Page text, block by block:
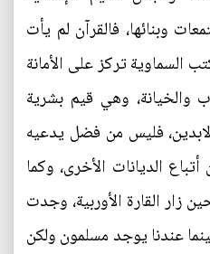
وبنائها، فالقرآن لم يأت
السماوية تركز على الأمانة
والخيانة، وهي قيم بشرية
فليس من فضل يدعيه
الديانات الأخرى، وكما
زار القارة الأوربية، وجدت
عندنا يوجد مسلمون ولكن